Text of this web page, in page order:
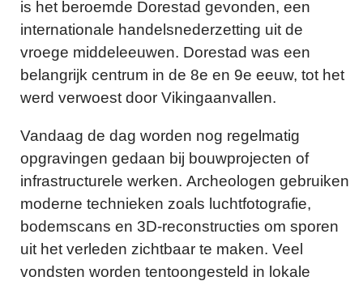
is het beroemde Dorestad gevonden, een
internationale handelsnederzetting uit de
vroege middeleeuwen. Dorestad was een
belangrijk centrum in de 8e en 9e eeuw, tot het
werd verwoest door Vikingaanvallen.
Vandaag de dag worden nog regelmatig
opgravingen gedaan bij bouwprojecten of
infrastructurele werken. Archeologen gebruiken
moderne technieken zoals luchtfotografie,
bodemscans en 3D-reconstructies om sporen
uit het verleden zichtbaar te maken. Veel
vondsten worden tentoongesteld in lokale